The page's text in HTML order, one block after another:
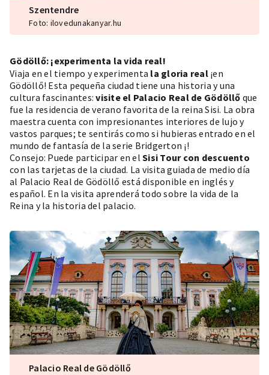
Szentendre
Foto: ilovedunakanyar.hu
Gödöllő: ¡experimenta la vida real!
Viaja en el tiempo y experimenta la gloria real¡en
Gödöllő! Esta pequeña ciudad tiene una historia y una
cultura fascinantes: visite el Palacio Real de Gödöllő que
fue la residencia de verano favorita de la reina Sisi. La obra
maestra cuenta con impresionantes interiores de lujo y
vastos parques; te sentirás como si hubieras entrado en el
mundo de fantasía de la serie Bridgerton ¡!
Consejo: Puede participar en el Sisi Tour con descuento
con las tarjetas de la ciudad. La visita guiada de medio día
al Palacio Real de Gödöllő está disponible en inglés y
español. En la visita aprenderá todo sobre la vida de la
Reina y la historia del palacio.
Palacio Real de Gödöllő